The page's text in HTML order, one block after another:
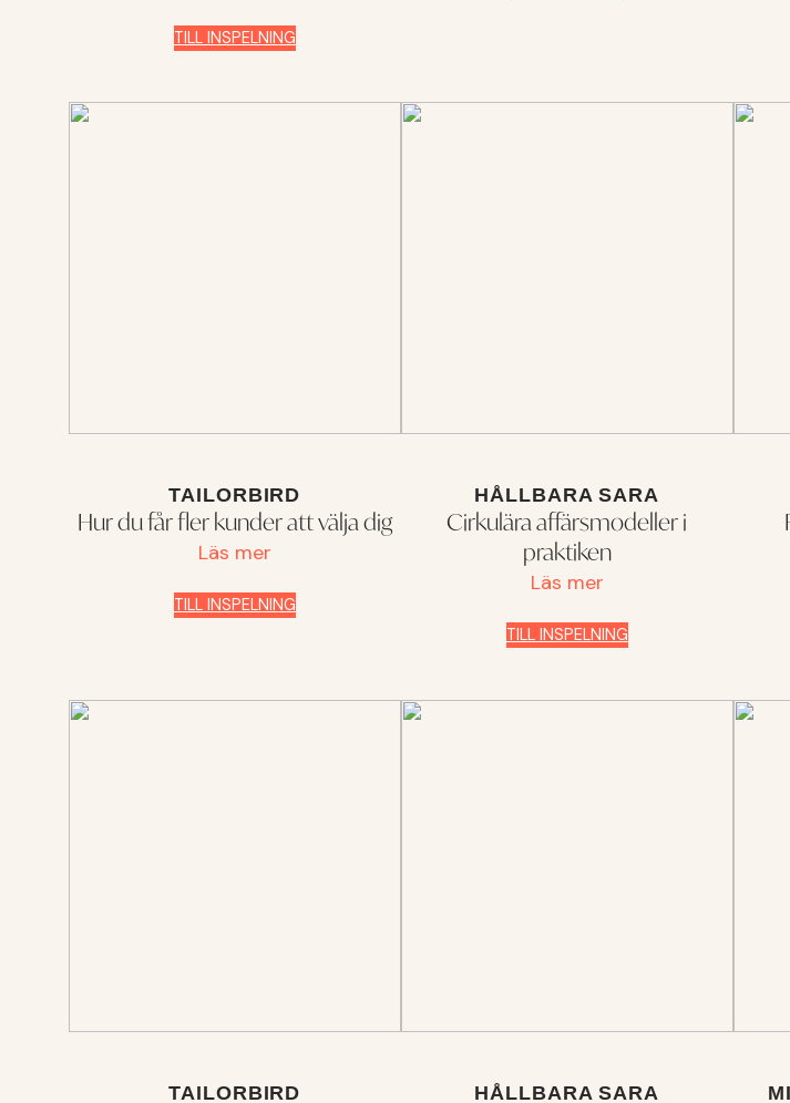
TILL INSPELNING
TAILORBIRD
Hur du får fler kunder att välja dig
Läs mer
TILL INSPELNING
HÅLLBARA SARA
Cirkulära affärsmodeller i
praktiken
Läs mer
TILL INSPELNING
TAILORBIRD HÅLLBARA SARA